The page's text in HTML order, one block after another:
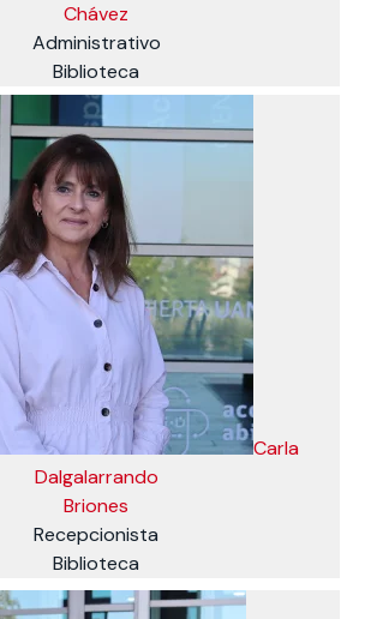
Chávez
Administrativo
Biblioteca
Carla
Dalgalarrando
Briones
Recepcionista
Biblioteca